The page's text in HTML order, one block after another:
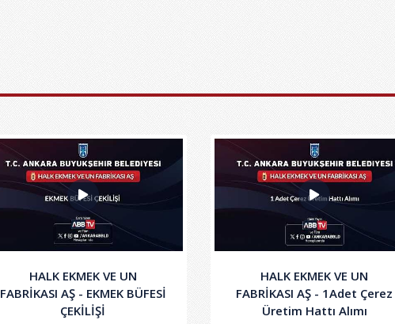
HALK EKMEK VE UN
FABRİKASI AŞ - EKMEK BÜFESİ
ÇEKİLİŞİ
HALK EKMEK VE UN
FABRİKASI AŞ - 1Adet Çerez
Üretim Hattı Alımı